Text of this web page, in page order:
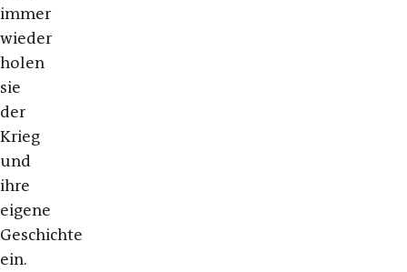
immer
wieder
holen
sie
der
Krieg
und
ihre
eigene
Geschichte
ein.